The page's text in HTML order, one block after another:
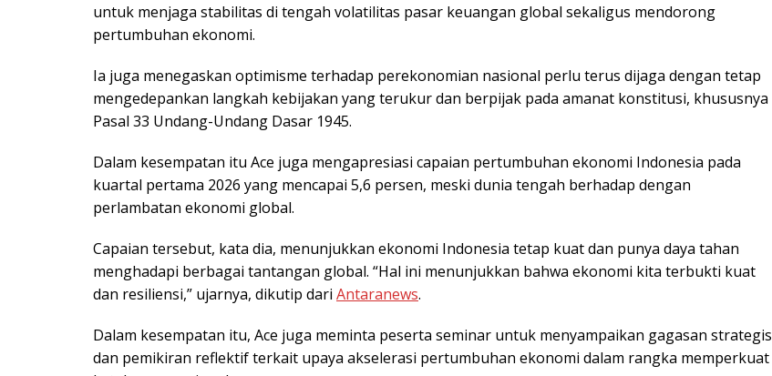
untuk menjaga stabilitas di tengah volatilitas pasar keuangan global sekaligus mendorong
pertumbuhan ekonomi.
Ia juga menegaskan optimisme terhadap perekonomian nasional perlu terus dijaga dengan tetap
mengedepankan langkah kebijakan yang terukur dan berpijak pada amanat konstitusi, khususnya
Pasal 33 Undang-Undang Dasar 1945.
Dalam kesempatan itu Ace juga mengapresiasi capaian pertumbuhan ekonomi Indonesia pada
kuartal pertama 2026 yang mencapai 5,6 persen, meski dunia tengah berhadap dengan
perlambatan ekonomi global.
Capaian tersebut, kata dia, menunjukkan ekonomi Indonesia tetap kuat dan punya daya tahan
menghadapi berbagai tantangan global. “Hal ini menunjukkan bahwa ekonomi kita terbukti kuat
dan resiliensi,” ujarnya, dikutip dari Antaranews.
Dalam kesempatan itu, Ace juga meminta peserta seminar untuk menyampaikan gagasan strategis
dan pemikiran reflektif terkait upaya akselerasi pertumbuhan ekonomi dalam rangka memperkuat